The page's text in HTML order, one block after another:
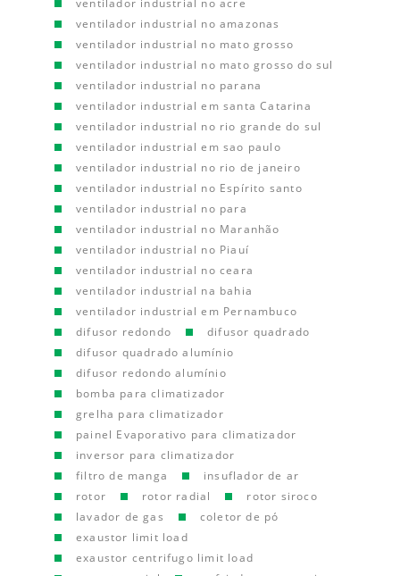
ventilador industrial no acre
ventilador industrial no amazonas
ventilador industrial no mato grosso
ventilador industrial no mato grosso do sul
ventilador industrial no parana
ventilador industrial em santa Catarina
ventilador industrial no rio grande do sul
ventilador industrial em sao paulo
ventilador industrial no rio de janeiro
ventilador industrial no Espírito santo
ventilador industrial no para
ventilador industrial no Maranhão
ventilador industrial no Piauí
ventilador industrial no ceara
ventilador industrial na bahia
ventilador industrial em Pernambuco
difusor redondo
difusor quadrado
difusor quadrado alumínio
difusor redondo alumínio
bomba para climatizador
grelha para climatizador
painel Evaporativo para climatizador
inversor para climatizador
filtro de manga
insuflador de ar
rotor
rotor radial
rotor siroco
lavador de gas
coletor de pó
exaustor limit load
exaustor centrifugo limit load